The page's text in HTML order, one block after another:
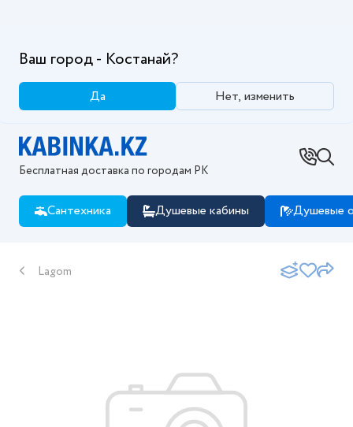
Ваш город - Костанай?
Да Нет, изменить
Бесплатная доставка по городам РК
Сантехника Душевые кабины Душевые
Lagom